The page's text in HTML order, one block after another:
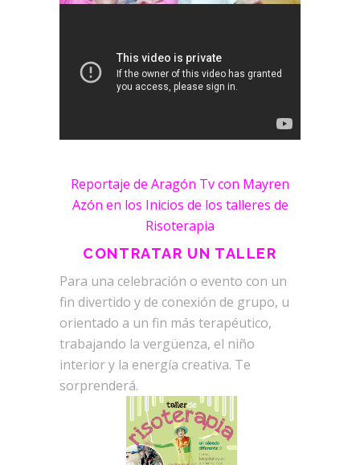
Reportaje de Aragón Tv con Mayren
Azón en los Inicios de los talleres de
Risoterapia
CONTRATAR UN TALLER
Para una celebración o evento con un
fin divertido y de conexión de grupo, u
orientado a un fin más terapéutico,
trabajando la vergüenza, el niño
interior y la energía creativa. Te
sorprenderá.